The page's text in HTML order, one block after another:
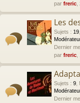
par freric
Les
Sujets : 19
Dernier
par freric
Sujets : 9
Dernier